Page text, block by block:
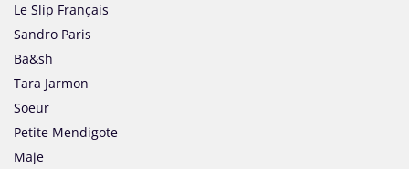
Le Slip Français
Sandro Paris
Ba&sh
Tara Jarmon
Soeur
Petite Mendigote
Maje